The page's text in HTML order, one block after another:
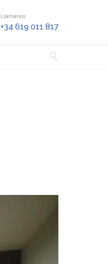
Llámanos:
+34 619 011 817
